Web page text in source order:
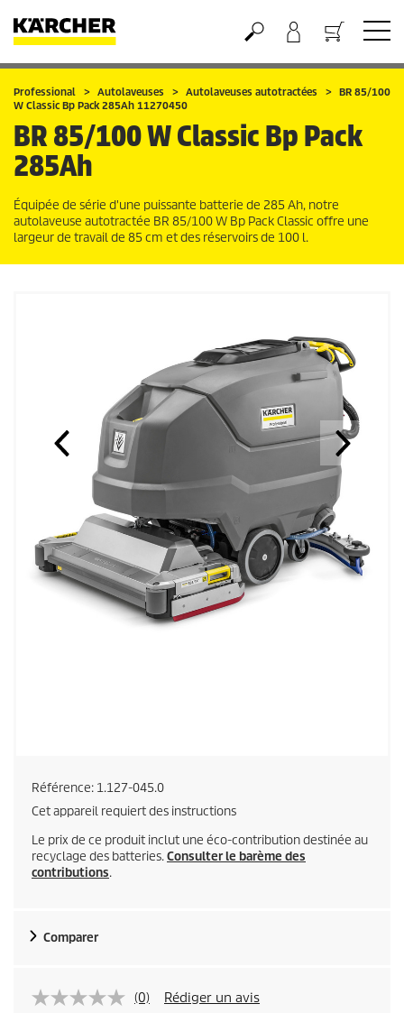
Panier
Professional Autolaveuses Autolaveuses autotractées
BR 85/100
W Classic Bp Pack 285Ah 11270450
BR 85/100 W Classic Bp Pack
285Ah
Équipée de série d'une puissante batterie de 285 Ah, notre
autolaveuse autotractée BR 85/100 W Bp Pack Classic offre une
largeur de travail de 85 cm et des réservoirs de 100 l.
Référence: 1.127-045.0
Cet appareil requiert des instructions
Le prix de ce produit inclut une éco-contribution destinée au
recyclage des batteries.Consulter le barème des
contributions.
Comparer
(0) Rédiger un avis